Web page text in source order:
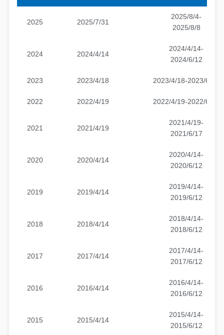
2025 2025/7/31
2025/8/4-
2025/8/8
2024 2024/4/14
2024/4/14-
2024/6/12
2023 2023/4/18 2023/4/18-2023/6/16
2022 2022/4/19 2022/4/19-2022/6/17
2021 2021/4/19
2021/4/19-
2021/6/17
2020 2020/4/14
2020/4/14-
2020/6/12
2019 2019/4/14
2019/4/14-
2019/6/12
2018 2018/4/14
2018/4/14-
2018/6/12
2017 2017/4/14
2017/4/14-
2017/6/12
2016 2016/4/14
2016/4/14-
2016/6/12
2015 2015/4/14
2015/4/14-
2015/6/12